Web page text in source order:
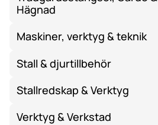
Hägnad
Maskiner, verktyg & teknik
Stall & djurtillbehör
Stallredskap & Verktyg
Verktyg & Verkstad